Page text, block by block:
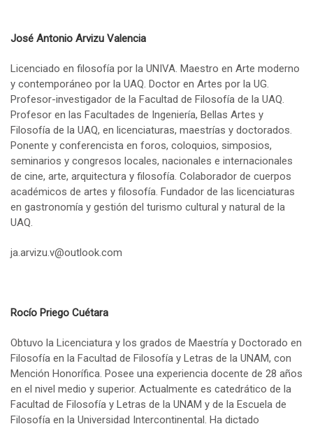
José Antonio Arvizu Valencia
Licenciado en filosofía por la UNIVA. Maestro en Arte moderno
y contemporáneo por la UAQ. Doctor en Artes por la UG.
Profesor-investigador de la Facultad de Filosofía de la UAQ.
Profesor en las Facultades de Ingeniería, Bellas Artes y
Filosofía de la UAQ, en licenciaturas, maestrías y doctorados.
Ponente y conferencista en foros, coloquios, simposios,
seminarios y congresos locales, nacionales e internacionales
de cine, arte, arquitectura y filosofía. Colaborador de cuerpos
académicos de artes y filosofía. Fundador de las licenciaturas
en gastronomía y gestión del turismo cultural y natural de la
UAQ.
ja.arvizu.v@outlook.com
Rocío Priego Cuétara
Obtuvo la Licenciatura y los grados de Maestría y Doctorado en
Filosofía en la Facultad de Filosofía y Letras de la UNAM, con
Mención Honorífica. Posee una experiencia docente de 28 años
en el nivel medio y superior. Actualmente es catedrático de la
Facultad de Filosofía y Letras de la UNAM y de la Escuela de
Filosofía en la Universidad Intercontinental. Ha dictado